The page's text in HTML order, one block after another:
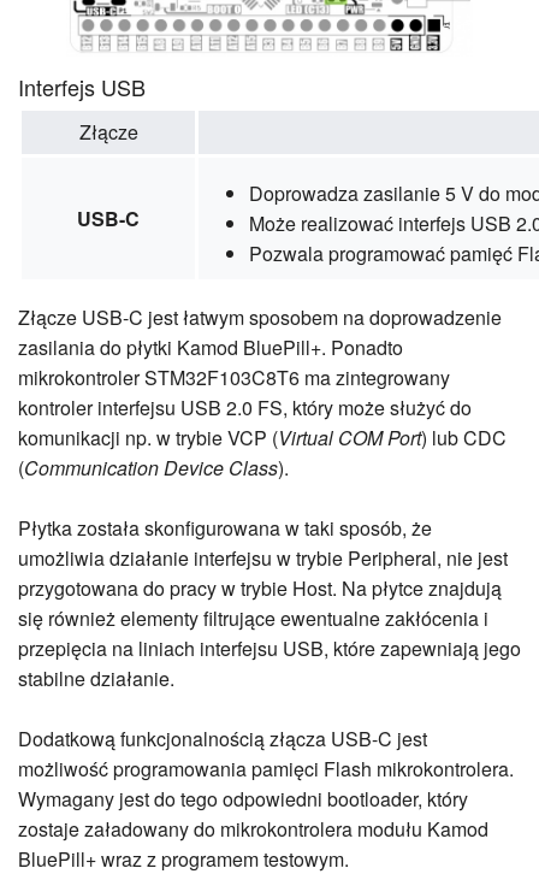
Interfejs USB
Złącze
USB-C
Doprowadza zasilanie 5 V do
Może realizować interfejs USB
Pozwala programować pamięć
Złącze USB-C jest łatwym sposobem na doprowadzenie
zasilania do płytki Kamod BluePill+. Ponadto
mikrokontroler STM32F103C8T6 ma zintegrowany
kontroler interfejsu USB 2.0 FS, który może służyć do
komunikacji np. w trybie VCP (Virtual COM Port) lub CDC
(Communication Device Class).
Płytka została skonfigurowana w taki sposób, że
umożliwia działanie interfejsu w trybie Peripheral, nie jest
przygotowana do pracy w trybie Host. Na płytce znajdują
się również elementy filtrujące ewentualne zakłócenia i
przepięcia na liniach interfejsu USB, które zapewniają jego
stabilne działanie.
Dodatkową funkcjonalnością złącza USB-C jest
możliwość programowania pamięci Flash mikrokontrolera.
Wymagany jest do tego odpowiedni bootloader, który
zostaje załadowany do mikrokontrolera modułu Kamod
BluePill+ wraz z programem testowym.